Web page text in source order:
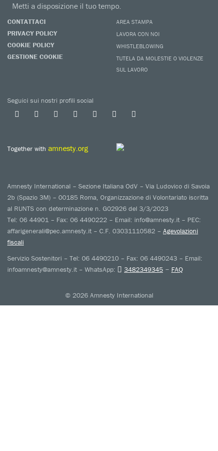
Metti a disposizione il tuo tempo.
CONTATTACI
PRIVACY POLICY
COOKIE POLICY
GESTIONE COOKIE
AREA STAMPA
LAVORA CON NOI
WHISTLEBLOWING
TUTELA DA MOLESTIE O VIOLENZE
SUL LAVORO
Seguici sui nostri profili social
Together with amnesty.org
Amnesty International – Sezione Italiana OdV – Via Ludovico di Savoia
2b (Spazio 3M) – 00185 Roma, Organizzazione di Volontariato iscritta
al RUNTS con determinazione n. G02926 del 3/3/2023
Tel: 06 44901 – Fax: 06 4490222 – Email: info@amnesty.it – PEC:
affarigenerali@pec.amnesty.it – C.F. 03031110582 – Agevolazioni
fiscali
Servizio Sostenitori – Tel: 06 4490210 – Fax: 06 4490243 – Email:
infoamnesty@amnesty.it – WhatsApp:
3482349345 – FAQ
© 2026 Amnesty International